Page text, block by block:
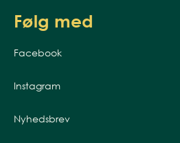
Følg med
Facebook
Instagram
Nyhedsbrev